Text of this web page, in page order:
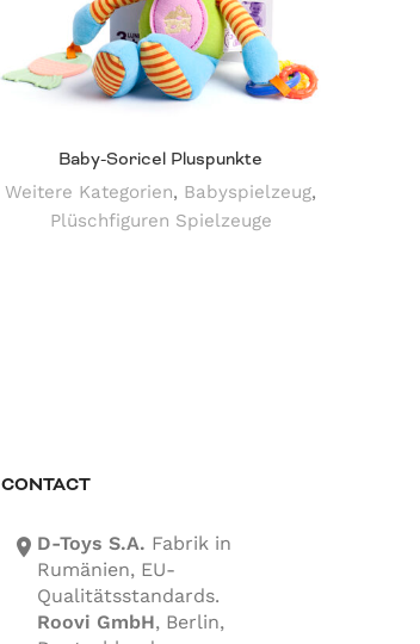
Baby-Soricel Pluspunkte
Weitere Kategorien, Babyspielzeug,
Plüschfiguren Spielzeuge
CONTACT
location-icon D-Toys S.A. Fabrik in
Rumänien, EU-
Qualitätsstandards.
Roovi GmbH, Berlin,